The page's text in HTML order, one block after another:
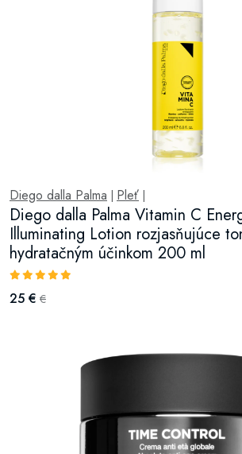
Diego dalla Palma Pleť
Diego dalla Palma Vitamin C
Illuminating Lotion rozjasňujúce
hydratačným účinkom 200 ml
25 € €